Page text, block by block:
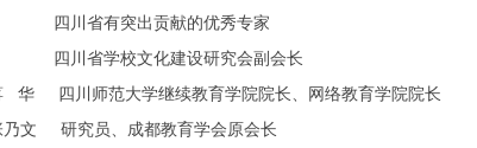
川省有突出贡献的优秀专家
川省学校文化建设研究会副会长
华 四川师范大学继续教育学院院长、网络教育学院院长
乃文 研究员、成都教育学会原会长